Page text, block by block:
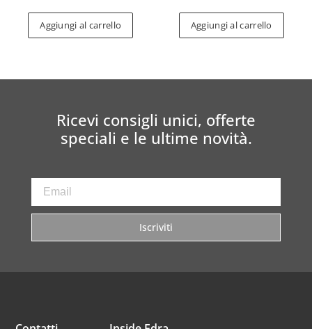
Aggiungi al carrello Aggiungi al carrello
Ricevi consigli unici, offerte
speciali e le ultime novità.
Iscriviti